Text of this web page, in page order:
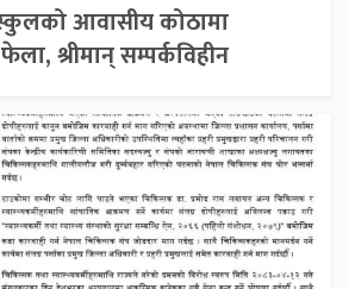
स्कुलको आवासीय कोठामा
श्रीमान् सम्पर्कविहीन